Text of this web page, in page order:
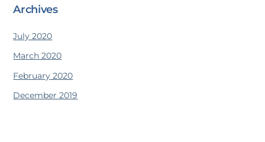
Archives
July 2020
March 2020
February 2020
December 2019